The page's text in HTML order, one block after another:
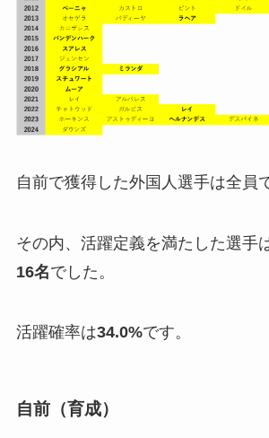
自前で獲得した外国人選手は全員
その内、活躍定義を満たした選手
16名でした。
活躍確率は34.0%です。
自前（育成）